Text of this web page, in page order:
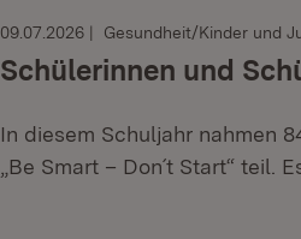
09.07.2026 Gesundheit/Kinder und
Schülerinnen und
In diesem Schuljahr nahmen
„Be Smart – Don´t Start“ teil.